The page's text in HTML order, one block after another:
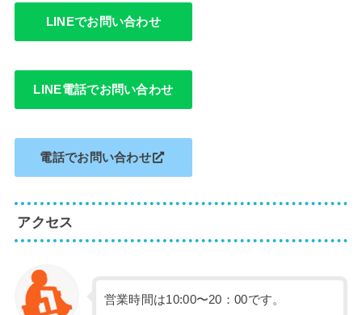
LINEでお問い合わせ
LINE電話でお問い合わせ
電話でお問い合わせ
アクセス
営業時間は10:00〜20：00です。